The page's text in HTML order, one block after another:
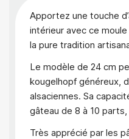
Apportez une touche
intérieur avec ce
la pure tradition
Le modèle de 24 cm
kougelhopf généreux,
alsaciennes. Sa
gâteau de 8 à 10
Très apprécié par les